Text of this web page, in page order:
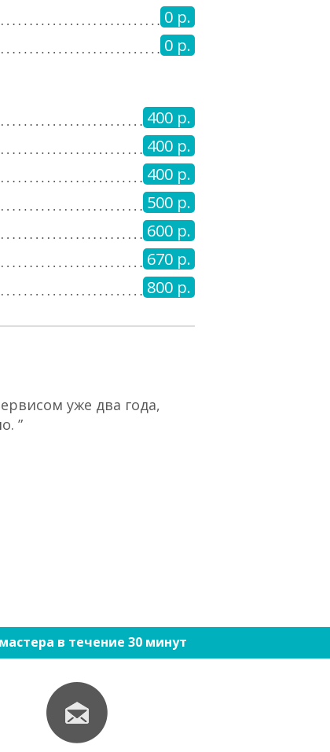
0 р.
0 р.
400 р.
400 р.
400 р.
500 р.
600 р.
670 р.
800 р.
уже два года,
”
в течение 30 минут